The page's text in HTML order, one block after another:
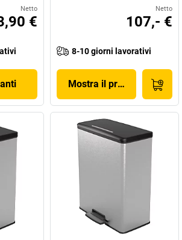
Netto
€
Netto
107,- €
8-10 giorni lavorativi
Mostra il prodotto